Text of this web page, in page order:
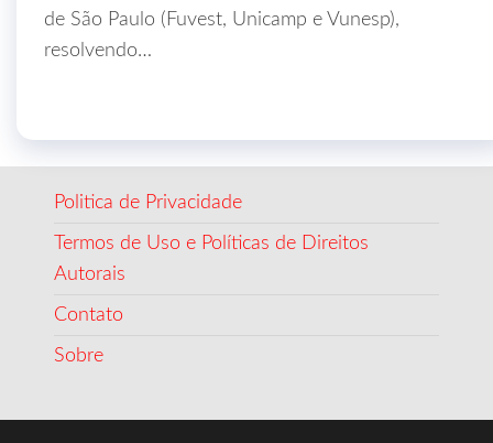
de São Paulo (Fuvest, Unicamp e Vunesp),
resolvendo…
Politica de Privacidade
Termos de Uso e Políticas de Direitos
Autorais
Contato
Sobre